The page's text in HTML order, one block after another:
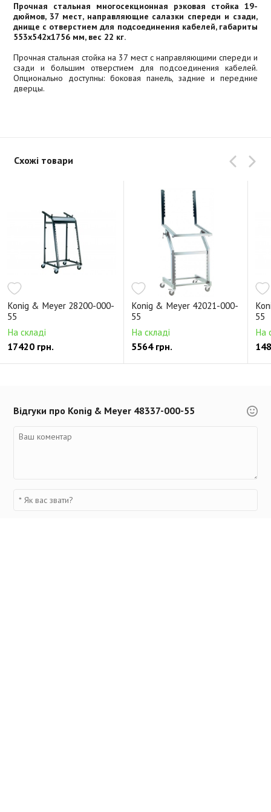
Прочная стальная многосекционная рэковая стойка 19-
дюймов, 37 мест, направляющие салазки спереди и сзади,
днище с отверстием для подсоединения кабелей, габариты
553x542x1756 мм, вес 22 кг.
Прочная стальная стойка на 37 мест с направляющими спереди и
сзади и большим отверстием для подсоединения кабелей.
Опционально доступны: боковая панель, задние и передние
дверцы.
Схожі товари
Konig & Meyer 28200-000-
55
На складі
17420 грн.
Konig & Meyer 42021-000-
55
На складі
5564 грн.
55
На
Відгуки про Konig & Meyer 48337-000-55